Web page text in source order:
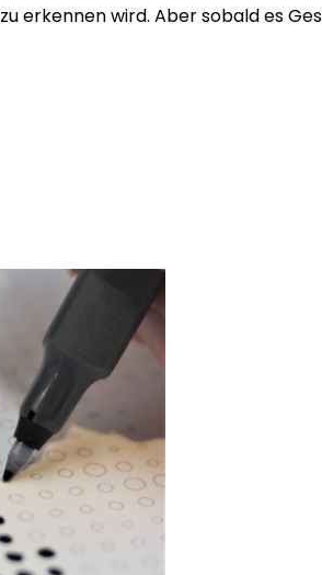
erkennen wird. Aber sobald es